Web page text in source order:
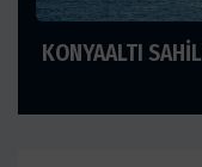
KONYAALTI